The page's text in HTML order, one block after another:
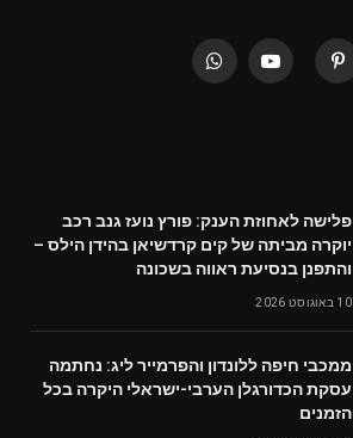
Pinterest
YouTube
WhatsApp
פלישה לאחוזת הענק: פורץ נועז גנב רכב
יוקרה מביתה של קים קרדשיאן בהידן הילס –
והתפנן בנסיעת ראווה בשכונה
10 באוגוסט 2026
ממכבי חיפה ללונדון והפרמייר ליג: נחתמה
עסקת הכדורגלן הערבי-ישראלי היקרה בכל
הזמנים